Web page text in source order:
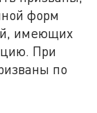
форм
имеющих
При
по